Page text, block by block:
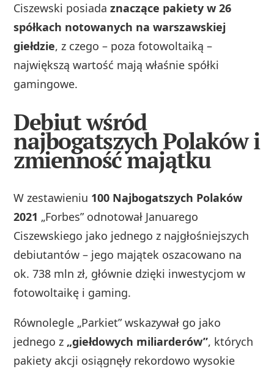
Ciszewski posiadaznaczące pakiety w 26
spółkach notowanych na warszawskiej
giełdzie, z czego – poza fotowoltaiką –
największą wartość mają właśnie spółki
gamingowe.
Debiut wśród
najbogatszych Polaków i
zmienność majątku
W zestawieniu 100 Najbogatszych Polaków
2021 „Forbes” odnotował Januarego
Ciszewskiego jako jednego z najgłośniejszych
debiutantów – jego majątek oszacowano na
ok. 738 mln zł, głównie dzięki inwestycjom w
fotowoltaikę i gaming.
Równolegle „Parkiet” wskazywał go jako
jednego z „giełdowych miliarderów”, których
pakiety akcji osiągnęły rekordowo wysokie